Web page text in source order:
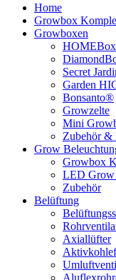
Home
Growbox
Growboxen
Secret
Garden
Bonsanto®
Growzelte
Mini
Zubehör &
Grow
Growbox
LED Grow
Zubehör
Belüftung
Axiallüfter